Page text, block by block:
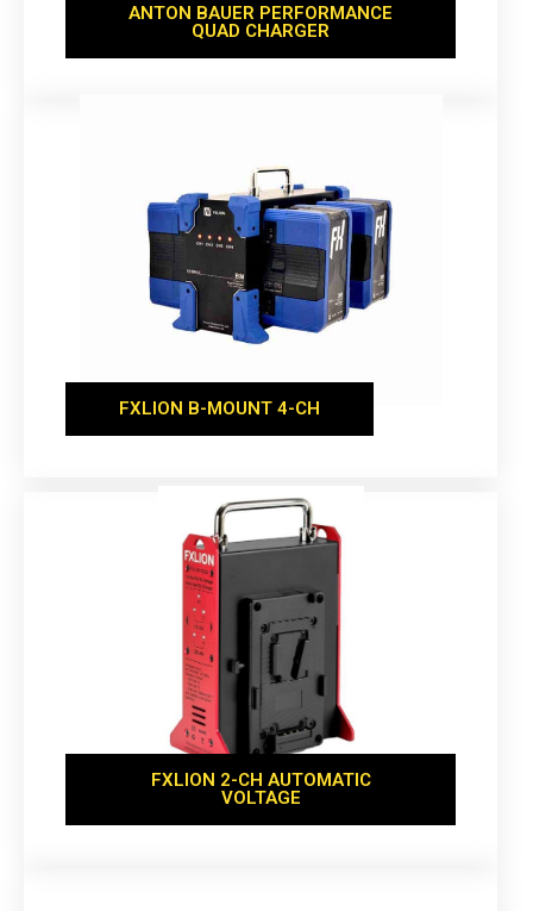
ANTON BAUER PERFORMANCE
QUAD CHARGER
FXLION B-MOUNT 4-CH
FXLION 2-CH AUTOMATIC
VOLTAGE